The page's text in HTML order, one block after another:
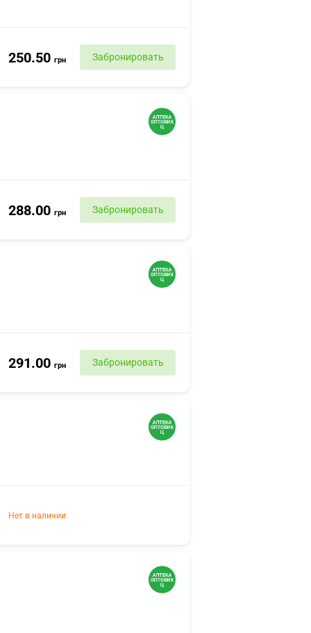
250.50 грн Забронировать
288.00 грн Забронировать
291.00 грн Забронировать
Нет в наличии